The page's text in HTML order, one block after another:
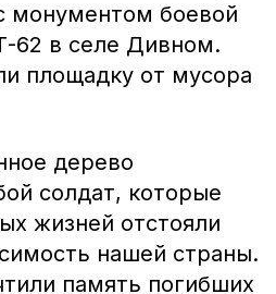
монументом боевой
62 в селе Дивном.
площадку от мусора
дерево
солдат, которые
жизней отстояли
нашей страны.
память погибших